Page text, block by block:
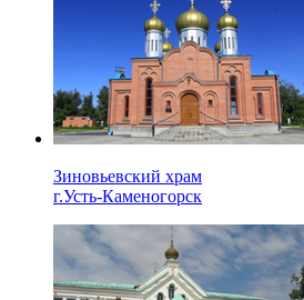
Зиновьевский храм
г.Усть-Каменогорск